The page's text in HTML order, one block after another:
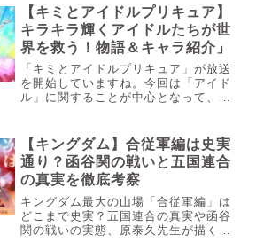
者・視聴者を熱狂させてきました。そ
の人気は漫画だけにとどまらず、アニ
メ化...
【キミとアイドルプリキュア】
キラキラ輝くアイドルたちが世
界を救う！物語＆キャラ紹介」
「キミとアイドルプリキュア」が放送
を開始していますね。今回は「アイド
ル」に関することが中心となって、ど
ていくのか。まだまだ始まったばかり
の「キミとアイドルプリキュア」今の
うちに履修しておけば、今後の展開は
より楽しいものになりますよ！それで
は、基礎知識の部分から見ていきまし
ょう！
【キングダム】合従軍編は史実
通り？函谷関の戦いと五国連合
の真実を徹底考察
キングダム最大の山場「合従軍編」は
どこまで史実？五国連合の真実や函谷
関の戦いの実態、原泰久先生が描く漫